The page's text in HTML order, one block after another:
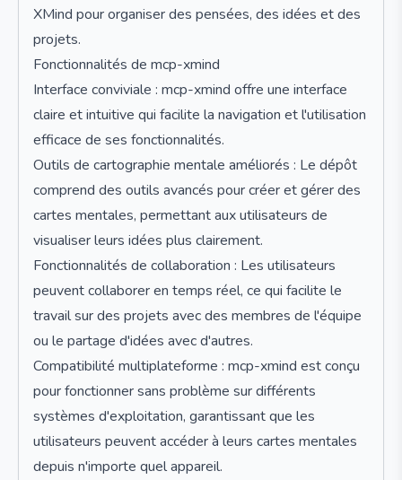
XMind pour organiser des pensées, des idées et des
projets.
Fonctionnalités de mcp-xmind
Interface conviviale : mcp-xmind offre une interface
claire et intuitive qui facilite la navigation et l'utilisation
efficace de ses fonctionnalités.
Outils de cartographie mentale améliorés : Le dépôt
comprend des outils avancés pour créer et gérer des
cartes mentales, permettant aux utilisateurs de
visualiser leurs idées plus clairement.
Fonctionnalités de collaboration : Les utilisateurs
peuvent collaborer en temps réel, ce qui facilite le
travail sur des projets avec des membres de l'équipe
ou le partage d'idées avec d'autres.
Compatibilité multiplateforme : mcp-xmind est conçu
pour fonctionner sans problème sur différents
systèmes d'exploitation, garantissant que les
utilisateurs peuvent accéder à leurs cartes mentales
depuis n'importe quel appareil.